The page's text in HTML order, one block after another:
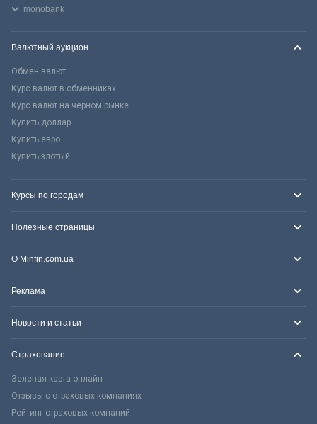
monobank
Валютный аукцион
Обмен валют
Курс валют в обменниках
Курс валют на черном рынке
Купить доллар
Купить евро
Купить злотый
Курсы по городам
Полезные страницы
О Minfin.com.ua
Реклама
Новости и статьи
Страхование
Зеленая карта онлайн
Отзывы о страховых компаниях
Рейтинг страховых компаний